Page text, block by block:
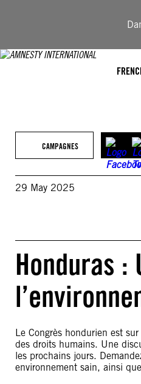
CAMPAGNES
29 May 2025
Honduras
Le Congrès hondurien est
des droits humains. Une
les prochains jours.
environnement sain, ainsi